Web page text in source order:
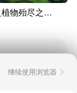
小表弟之植物殆尽之日3：僵军无敌
继续使用浏览器